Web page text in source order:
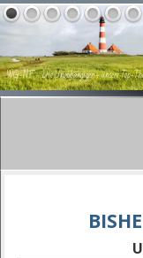
WG-NF - Die Unabhängigen -unsere Top-